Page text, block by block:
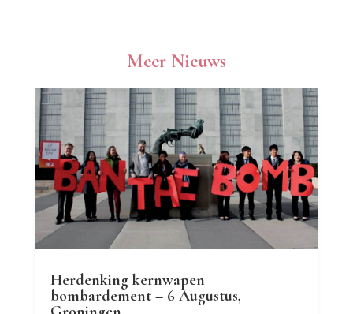
Meer Nieuws
Herdenking kernwapen
bombardement – 6 Augustus,